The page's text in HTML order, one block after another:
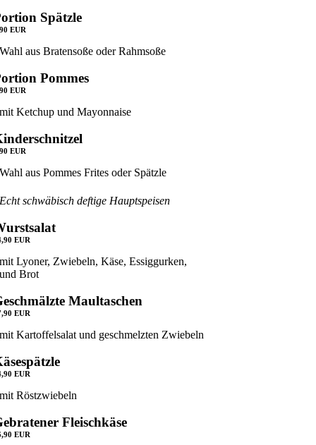
Spätzle
EUR
Wahl aus Bratensoße oder Rahmsoße
Pommes
EUR
mit Ketchup und Mayonnaise
EUR
Wahl aus Pommes Frites oder Spätzle
Echt schwäbisch deftige Hauptspeisen
EUR
mit Lyoner, Zwiebeln, Käse, Essiggurken,
und Brot
Maultaschen
EUR
mit Kartoffelsalat und geschmelzten Zwiebeln
EUR
mit Röstzwiebeln
Fleischkäse
EUR